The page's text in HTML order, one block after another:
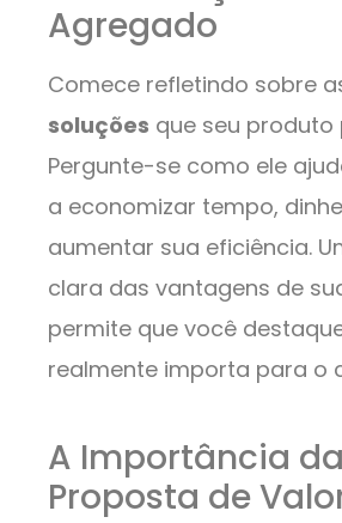
Agregado
Comece refletindo sobre
soluções que seu
Pergunte-se como ele
a economizar tempo,
aumentar sua eficiência.
clara das vantagens de
permite que você
realmente importa para o
A Importância da
Proposta de